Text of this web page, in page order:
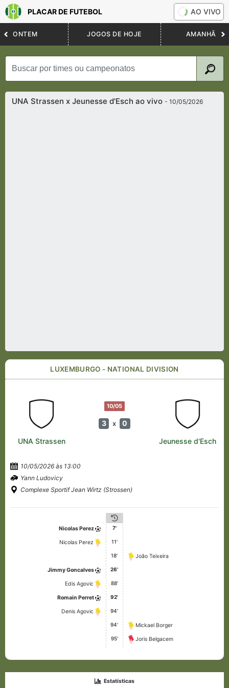
PLACAR DE FUTEBOL AO VIVO
ONTEM JOGOS DE HOJE AMANHÃ
UNA Strassen x Jeunesse d'Esch ao vivo- 10/05/2026
LUXEMBURGO - NATIONAL DIVISION
10/05
3 x 0
UNA Strassen Jeunesse d'Esch
10/05/2026 às 13:00
Yann Ludovicy
Complexe Sportif Jean Wirtz (Strossen)
Nicolas Perez 7'
Nicolas Perez 11'
18' João Teixeira
Jimmy Goncalves 26'
Edis Agovic 88'
Romain Perret 92'
Denis Agovic 94'
94' Mickael Borger
95' Joris Belgacem
Estatísticas